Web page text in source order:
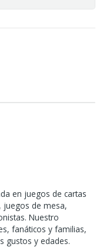
en juegos de cartas
juegos de mesa,
Nuestro
fanáticos y familias,
gustos y edades.